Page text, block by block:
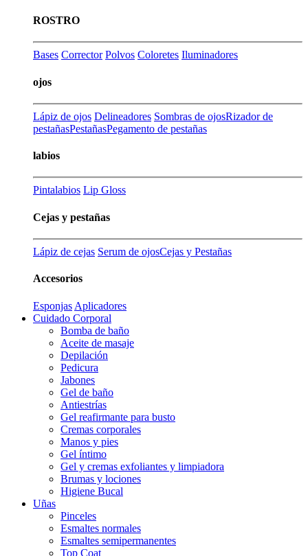
ROSTRO
Bases Corrector Polvos Coloretes Iluminadores
ojos
Lápiz de ojos Delineadores Sombras de ojosRizador de
pestañasPestañasPegamento de pestañas
labios
Pintalabios Lip Gloss
Cejas y pestañas
Lápiz de cejas Serum de ojosCejas y Pestañas
Accesorios
Esponjas Aplicadores
Cuidado Corporal
Bomba de baño
Aceite de masaje
Depilación
Pedicura
Jabones
Gel de baño
Antiestrías
Gel reafirmante para busto
Cremas corporales
Manos y pies
Gel íntimo
Gel y cremas exfoliantes y limpiadora
Brumas y lociones
Higiene Bucal
Uñas
Pinceles
Esmaltes normales
Esmaltes semipermanentes
Top Coat